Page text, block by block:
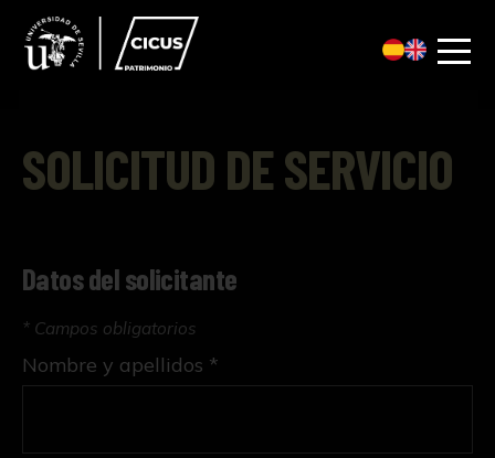
SOLICITUD DE SERVICIO
Datos del solicitante
* Campos obligatorios
Nombre y apellidos *